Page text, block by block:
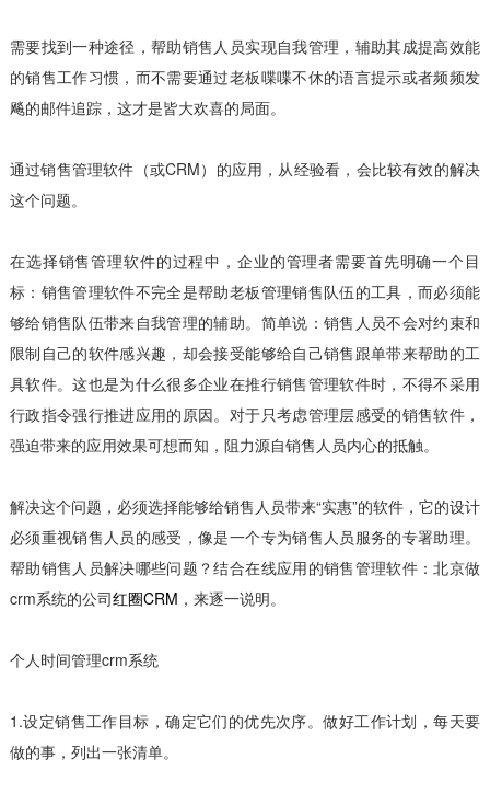
需要找到一种途径，帮助销售人员实现自我管理，辅助其成提高效能
的销售工作习惯，而不需要通过老板喋喋不休的语言提示或者频频发
飚的邮件追踪，这才是皆大欢喜的局面。
通过销售管理软件（或CRM）的应用，从经验看，会比较有效的解决
这个问题。
在选择销售管理软件的过程中，企业的管理者需要首先明确一个目
标：销售管理软件不完全是帮助老板管理销售队伍的工具，而必须能
够给销售队伍带来自我管理的辅助。简单说：销售人员不会对约束和
限制自己的软件感兴趣，却会接受能够给自己销售跟单带来帮助的工
具软件。这也是为什么很多企业在推行销售管理软件时，不得不采用
行政指令强行推进应用的原因。对于只考虑管理层感受的销售软件，
强迫带来的应用效果可想而知，阻力源自销售人员内心的抵触。
解决这个问题，必须选择能够给销售人员带来“实惠”的软件，它的设计
必须重视销售人员的感受，像是一个专为销售人员服务的专署助理。
帮助销售人员解决哪些问题？结合在线应用的销售管理软件：北京做
crm系统的公司红圈CRM ，来逐一说明。
个人时间管理crm系统
1.设定销售工作目标，确定它们的优先次序。做好工作计划，每天要
做的事，列出一张清单。